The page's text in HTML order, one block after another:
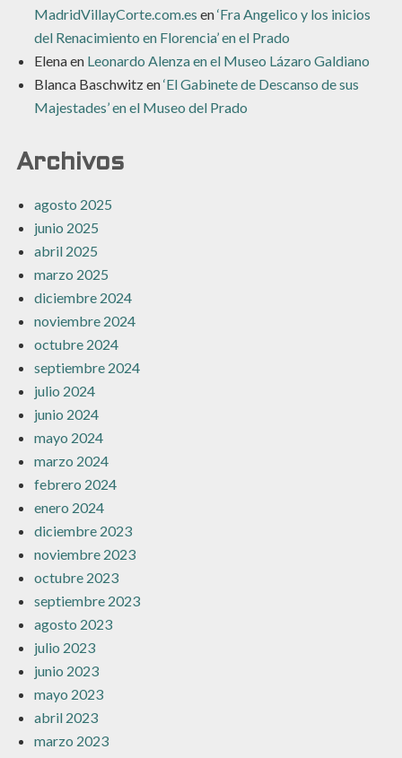
MadridVillayCorte.com.es en‘Fra Angelico y los inicios
del Renacimiento en Florencia’ en el Prado
Elenaen Leonardo Alenza en el Museo Lázaro Galdiano
Blanca Baschwitzen‘El Gabinete de Descanso de sus
Majestades’ en el Museo del Prado
Archivos
agosto 2025
junio 2025
abril 2025
marzo 2025
diciembre 2024
noviembre 2024
octubre 2024
septiembre 2024
julio 2024
junio 2024
mayo 2024
marzo 2024
febrero 2024
enero 2024
diciembre 2023
noviembre 2023
octubre 2023
septiembre 2023
agosto 2023
julio 2023
junio 2023
mayo 2023
abril 2023
marzo 2023